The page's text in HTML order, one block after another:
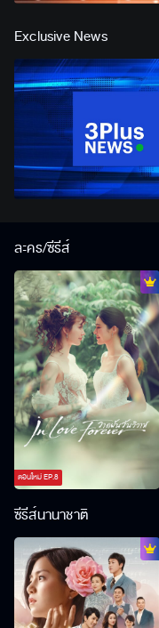
Exclusive News
ละคร/ซีรีส์
ตอนใหม่EP.8
ซีรีส์นานาชาติ